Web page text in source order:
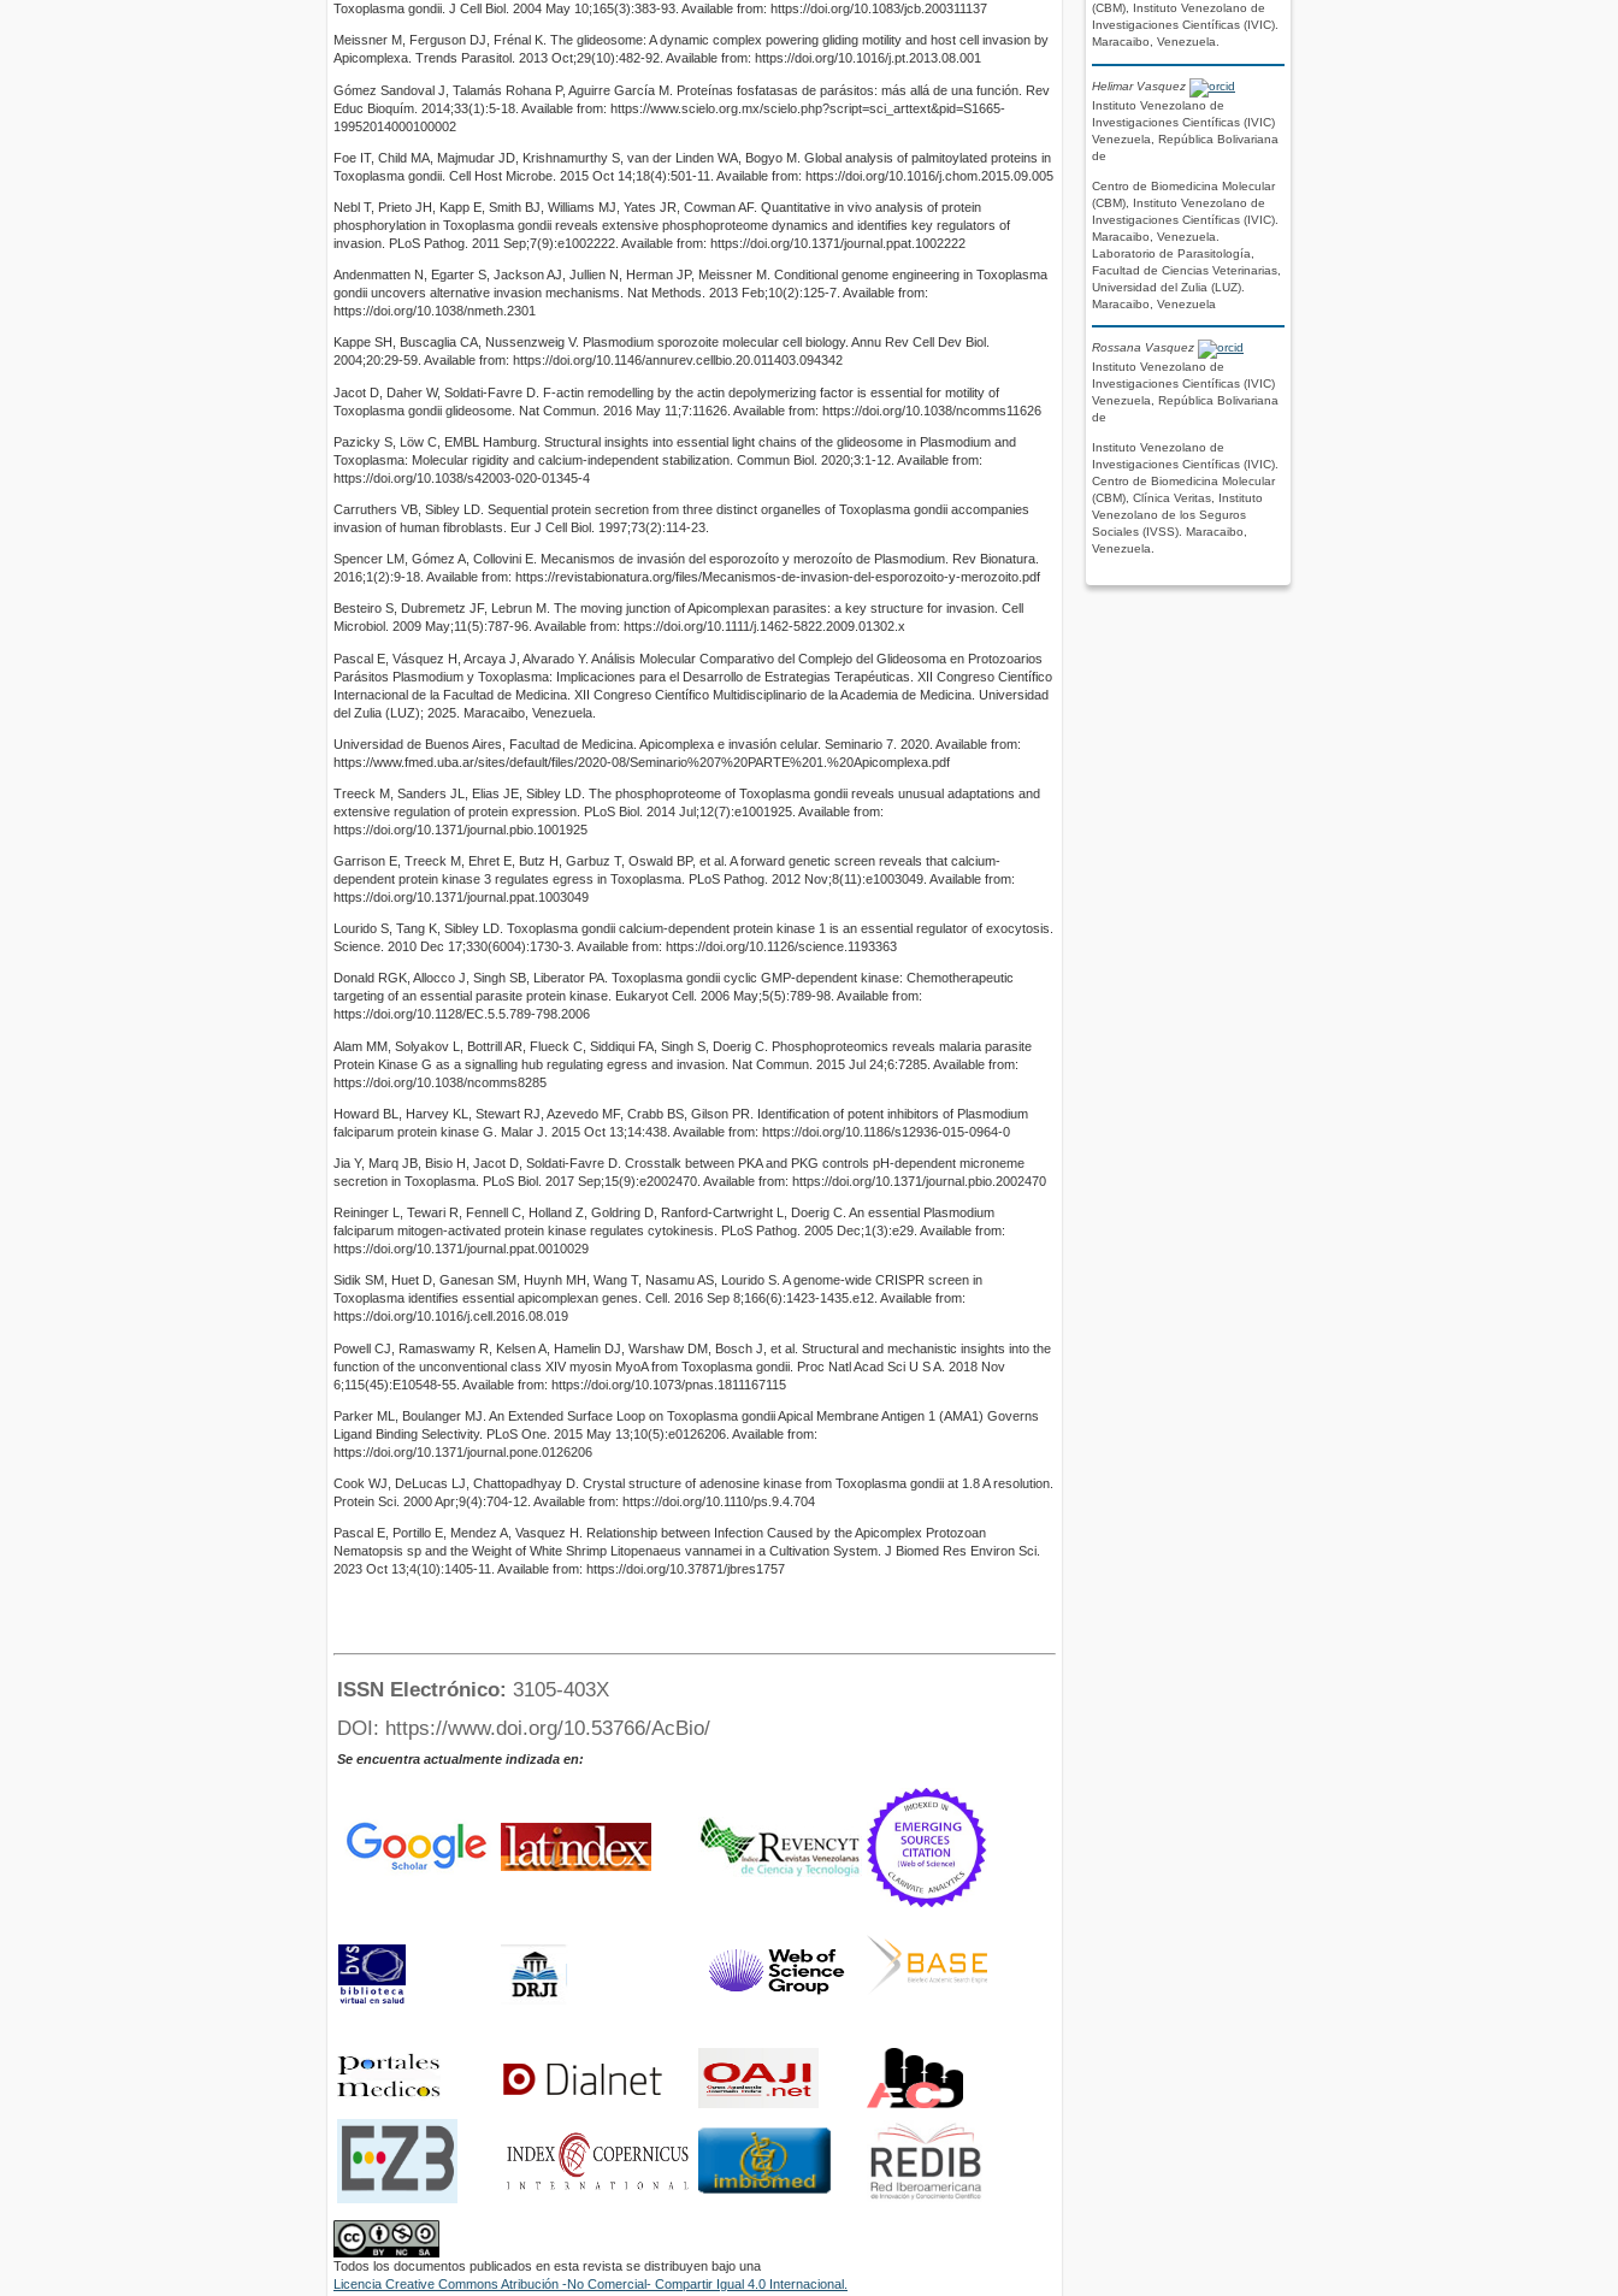
(CBM), Instituto Venezolano de
Investigaciones Científicas (IVIC).
Maracaibo, Venezuela.
Helimar Vasquez
Instituto Venezolano de
Investigaciones Científicas (IVIC)
Venezuela, República Bolivariana
de
Centro de Biomedicina Molecular
(CBM), Instituto Venezolano de
Investigaciones Científicas (IVIC).
Maracaibo, Venezuela.
Laboratorio de Parasitología,
Facultad de Ciencias Veterinarias,
Universidad del Zulia (LUZ).
Maracaibo, Venezuela
Rossana Vasquez
Instituto Venezolano de
Investigaciones Científicas (IVIC)
Venezuela, República Bolivariana
de
Instituto Venezolano de
Investigaciones Científicas (IVIC).
Centro de Biomedicina Molecular
(CBM), Clínica Veritas, Instituto
Venezolano de los Seguros
Sociales (IVSS). Maracaibo,
Venezuela.
Toxoplasma gondii. J Cell Biol. 2004 May 10;165(3):383-93. Available from: https://doi.org/10.1083/jcb.200311137
Meissner M, Ferguson DJ, Frénal K. The glideosome: A dynamic complex powering gliding motility and host cell invasion by
Apicomplexa. Trends Parasitol. 2013 Oct;29(10):482-92. Available from: https://doi.org/10.1016/j.pt.2013.08.001
Gómez Sandoval J, Talamás Rohana P, Aguirre García M. Proteínas fosfatasas de parásitos: más allá de una función. Rev
Educ Bioquím. 2014;33(1):5-18. Available from: https://www.scielo.org.mx/scielo.php?script=sci_arttext&pid=S1665-
19952014000100002
Foe IT, Child MA, Majmudar JD, Krishnamurthy S, van der Linden WA, Bogyo M. Global analysis of palmitoylated proteins in
Toxoplasma gondii. Cell Host Microbe. 2015 Oct 14;18(4):501-11. Available from: https://doi.org/10.1016/j.chom.2015.09.005
Nebl T, Prieto JH, Kapp E, Smith BJ, Williams MJ, Yates JR, Cowman AF. Quantitative in vivo analysis of protein
phosphorylation in Toxoplasma gondii reveals extensive phosphoproteome dynamics and identifies key regulators of
invasion. PLoS Pathog. 2011 Sep;7(9):e1002222. Available from: https://doi.org/10.1371/journal.ppat.1002222
Andenmatten N, Egarter S, Jackson AJ, Jullien N, Herman JP, Meissner M. Conditional genome engineering in Toxoplasma
gondii uncovers alternative invasion mechanisms. Nat Methods. 2013 Feb;10(2):125-7. Available from:
https://doi.org/10.1038/nmeth.2301
Kappe SH, Buscaglia CA, Nussenzweig V. Plasmodium sporozoite molecular cell biology. Annu Rev Cell Dev Biol.
2004;20:29-59. Available from: https://doi.org/10.1146/annurev.cellbio.20.011403.094342
Jacot D, Daher W, Soldati-Favre D. F-actin remodelling by the actin depolymerizing factor is essential for motility of
Toxoplasma gondii glideosome. Nat Commun. 2016 May 11;7:11626. Available from: https://doi.org/10.1038/ncomms11626
Pazicky S, Löw C, EMBL Hamburg. Structural insights into essential light chains of the glideosome in Plasmodium and
Toxoplasma: Molecular rigidity and calcium-independent stabilization. Commun Biol. 2020;3:1-12. Available from:
https://doi.org/10.1038/s42003-020-01345-4
Carruthers VB, Sibley LD. Sequential protein secretion from three distinct organelles of Toxoplasma gondii accompanies
invasion of human fibroblasts. Eur J Cell Biol. 1997;73(2):114-23.
Spencer LM, Gómez A, Collovini E. Mecanismos de invasión del esporozoíto y merozoíto de Plasmodium. Rev Bionatura.
2016;1(2):9-18. Available from: https://revistabionatura.org/files/Mecanismos-de-invasion-del-esporozoito-y-merozoito.pdf
Besteiro S, Dubremetz JF, Lebrun M. The moving junction of Apicomplexan parasites: a key structure for invasion. Cell
Microbiol. 2009 May;11(5):787-96. Available from: https://doi.org/10.1111/j.1462-5822.2009.01302.x
Pascal E, Vásquez H, Arcaya J, Alvarado Y. Análisis Molecular Comparativo del Complejo del Glideosoma en Protozoarios
Parásitos Plasmodium y Toxoplasma: Implicaciones para el Desarrollo de Estrategias Terapéuticas. XII Congreso Científico
Internacional de la Facultad de Medicina. XII Congreso Científico Multidisciplinario de la Academia de Medicina. Universidad
del Zulia (LUZ); 2025. Maracaibo, Venezuela.
Universidad de Buenos Aires, Facultad de Medicina. Apicomplexa e invasión celular. Seminario 7. 2020. Available from:
https://www.fmed.uba.ar/sites/default/files/2020-08/Seminario%207%20PARTE%201.%20Apicomplexa.pdf
Treeck M, Sanders JL, Elias JE, Sibley LD. The phosphoproteome of Toxoplasma gondii reveals unusual adaptations and
extensive regulation of protein expression. PLoS Biol. 2014 Jul;12(7):e1001925. Available from:
https://doi.org/10.1371/journal.pbio.1001925
Garrison E, Treeck M, Ehret E, Butz H, Garbuz T, Oswald BP, et al. A forward genetic screen reveals that calcium-
dependent protein kinase 3 regulates egress in Toxoplasma. PLoS Pathog. 2012 Nov;8(11):e1003049. Available from:
https://doi.org/10.1371/journal.ppat.1003049
Lourido S, Tang K, Sibley LD. Toxoplasma gondii calcium-dependent protein kinase 1 is an essential regulator of exocytosis.
Science. 2010 Dec 17;330(6004):1730-3. Available from: https://doi.org/10.1126/science.1193363
Donald RGK, Allocco J, Singh SB, Liberator PA. Toxoplasma gondii cyclic GMP-dependent kinase: Chemotherapeutic
targeting of an essential parasite protein kinase. Eukaryot Cell. 2006 May;5(5):789-98. Available from:
https://doi.org/10.1128/EC.5.5.789-798.2006
Alam MM, Solyakov L, Bottrill AR, Flueck C, Siddiqui FA, Singh S, Doerig C. Phosphoproteomics reveals malaria parasite
Protein Kinase G as a signalling hub regulating egress and invasion. Nat Commun. 2015 Jul 24;6:7285. Available from:
https://doi.org/10.1038/ncomms8285
Howard BL, Harvey KL, Stewart RJ, Azevedo MF, Crabb BS, Gilson PR. Identification of potent inhibitors of Plasmodium
falciparum protein kinase G. Malar J. 2015 Oct 13;14:438. Available from: https://doi.org/10.1186/s12936-015-0964-0
Jia Y, Marq JB, Bisio H, Jacot D, Soldati-Favre D. Crosstalk between PKA and PKG controls pH-dependent microneme
secretion in Toxoplasma. PLoS Biol. 2017 Sep;15(9):e2002470. Available from: https://doi.org/10.1371/journal.pbio.2002470
Reininger L, Tewari R, Fennell C, Holland Z, Goldring D, Ranford-Cartwright L, Doerig C. An essential Plasmodium
falciparum mitogen-activated protein kinase regulates cytokinesis. PLoS Pathog. 2005 Dec;1(3):e29. Available from:
https://doi.org/10.1371/journal.ppat.0010029
Sidik SM, Huet D, Ganesan SM, Huynh MH, Wang T, Nasamu AS, Lourido S. A genome-wide CRISPR screen in
Toxoplasma identifies essential apicomplexan genes. Cell. 2016 Sep 8;166(6):1423-1435.e12. Available from:
https://doi.org/10.1016/j.cell.2016.08.019
Powell CJ, Ramaswamy R, Kelsen A, Hamelin DJ, Warshaw DM, Bosch J, et al. Structural and mechanistic insights into the
function of the unconventional class XIV myosin MyoA from Toxoplasma gondii. Proc Natl Acad Sci U S A. 2018 Nov
6;115(45):E10548-55. Available from: https://doi.org/10.1073/pnas.1811167115
Parker ML, Boulanger MJ. An Extended Surface Loop on Toxoplasma gondii Apical Membrane Antigen 1 (AMA1) Governs
Ligand Binding Selectivity. PLoS One. 2015 May 13;10(5):e0126206. Available from:
https://doi.org/10.1371/journal.pone.0126206
Cook WJ, DeLucas LJ, Chattopadhyay D. Crystal structure of adenosine kinase from Toxoplasma gondii at 1.8 A resolution.
Protein Sci. 2000 Apr;9(4):704-12. Available from: https://doi.org/10.1110/ps.9.4.704
Pascal E, Portillo E, Mendez A, Vasquez H. Relationship between Infection Caused by the Apicomplex Protozoan
Nematopsis sp and the Weight of White Shrimp Litopenaeus vannamei in a Cultivation System. J Biomed Res Environ Sci.
2023 Oct 13;4(10):1405-11. Available from: https://doi.org/10.37871/jbres1757
ISSN Electrónico: 3105-403X
DOI: https://www.doi.org/10.53766/AcBio/
Se encuentra actualmente indizada en:
Todos los documentos publicados en esta revista se distribuyen bajo una
Licencia Creative Commons Atribución -No Comercial- Compartir Igual 4.0 Internacional.